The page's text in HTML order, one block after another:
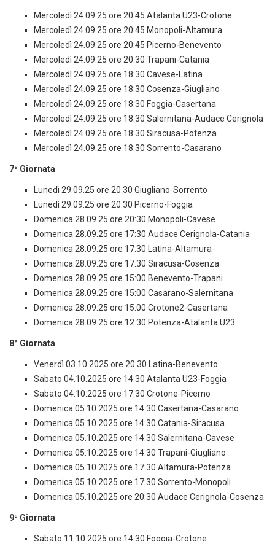
Mercoledì 24.09.25 ore 20:45 Atalanta U23-Crotone
Mercoledì 24.09.25 ore 20:45 Monopoli-Altamura
Mercoledì 24.09.25 ore 20:45 Picerno-Benevento
Mercoledì 24.09.25 ore 20:30 Trapani-Catania
Mercoledì 24.09.25 ore 18:30 Cavese-Latina
Mercoledì 24.09.25 ore 18:30 Cosenza-Giugliano
Mercoledì 24.09.25 ore 18:30 Foggia-Casertana
Mercoledì 24.09.25 ore 18:30 Salernitana-Audace Cerignola
Mercoledì 24.09.25 ore 18:30 Siracusa-Potenza
Mercoledì 24.09.25 ore 18:30 Sorrento-Casarano
7ª Giornata
Lunedì 29.09.25 ore 20:30 Giugliano-Sorrento
Lunedì 29.09.25 ore 20:30 Picerno-Foggia
Domenica 28.09.25 ore 20:30 Monopoli-Cavese
Domenica 28.09.25 ore 17:30 Audace Cerignola-Catania
Domenica 28.09.25 ore 17:30 Latina-Altamura
Domenica 28.09.25 ore 17:30 Siracusa-Cosenza
Domenica 28.09.25 ore 15:00 Benevento-Trapani
Domenica 28.09.25 ore 15:00 Casarano-Salernitana
Domenica 28.09.25 ore 15:00 Crotone2-Casertana
Domenica 28.09.25 ore 12:30 Potenza-Atalanta U23
8ª Giornata
Venerdì 03.10.2025 ore 20:30 Latina-Benevento
Sabato 04.10.2025 ore 14:30 Atalanta U23-Foggia
Sabato 04.10.2025 ore 17:30 Crotone-Picerno
Domenica 05.10.2025 ore 14:30 Casertana-Casarano
Domenica 05.10.2025 ore 14:30 Catania-Siracusa
Domenica 05.10.2025 ore 14:30 Salernitana-Cavese
Domenica 05.10.2025 ore 14:30 Trapani-Giugliano
Domenica 05.10.2025 ore 17:30 Altamura-Potenza
Domenica 05.10.2025 ore 17:30 Sorrento-Monopoli
Domenica 05.10.2025 ore 20:30 Audace Cerignola-Cosenza
9ª Giornata
Sabato 11.10.2025 ore 14:30 Foggia-Crotone